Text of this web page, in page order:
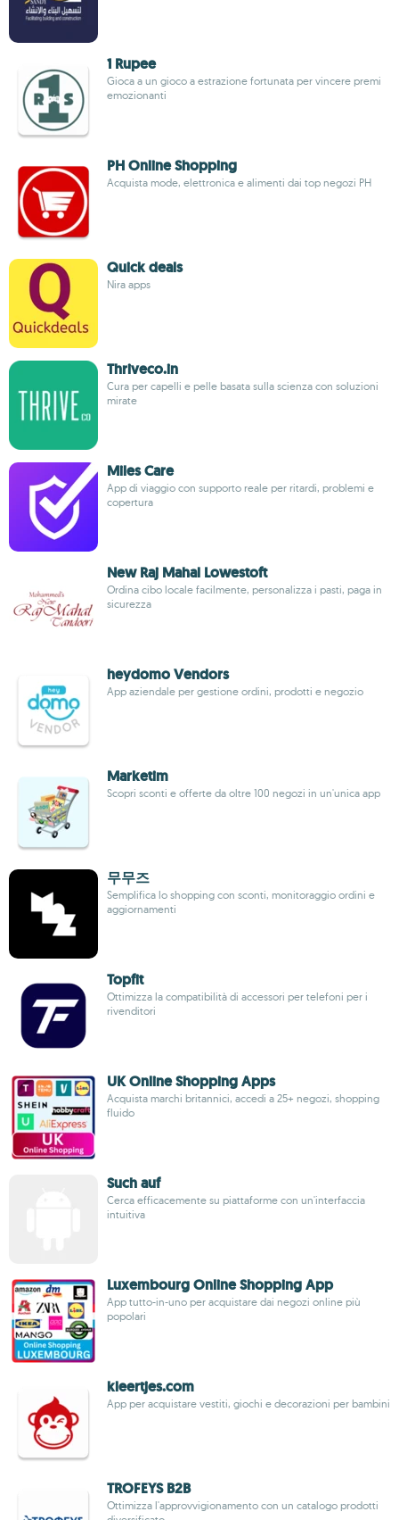
1 Rupee
Gioca a un gioco a estrazione fortunata per vincere premi
emozionanti
PH Online Shopping
Acquista mode, elettronica e alimenti dai top negozi PH
Quick deals
Nira apps
Thriveco.in
Cura per capelli e pelle basata sulla scienza con soluzioni
mirate
Miles Care
App di viaggio con supporto reale per ritardi, problemi e
copertura
New Raj Mahal Lowestoft
Ordina cibo locale facilmente, personalizza i pasti, paga in
sicurezza
heydomo Vendors
App aziendale per gestione ordini, prodotti e negozio
Marketim
Scopri sconti e offerte da oltre 100 negozi in un'unica app
무무즈
Semplifica lo shopping con sconti, monitoraggio ordini e
aggiornamenti
Topfit
Ottimizza la compatibilità di accessori per telefoni per i
rivenditori
UK Online Shopping Apps
Acquista marchi britannici, accedi a 25+ negozi, shopping
fluido
Such auf
Cerca efficacemente su piattaforme con un'interfaccia
intuitiva
Luxembourg Online Shopping App
App tutto-in-uno per acquistare dai negozi online più
popolari
kleertjes.com
App per acquistare vestiti, giochi e decorazioni per bambini
TROFEYS B2B
Ottimizza l'approvvigionamento con un catalogo prodotti